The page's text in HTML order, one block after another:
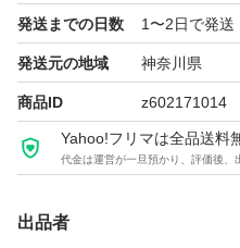
ミスがあった場合はご了承
自宅にある段ボールでの発
また簡易梱包及び素人の自
慮ください。
発送までの日数 1〜2日で発送
発送元の地域 神奈川県
商品ID z602171014
Yahoo!フリマは全品送料
代金は運営が一旦預かり、評価後、
出品者